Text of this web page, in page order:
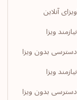
ویزای آنلاین
نیازمند ویزا
دسترسی بدون ویزا
نیازمند ویزا
دسترسی بدون ویزا